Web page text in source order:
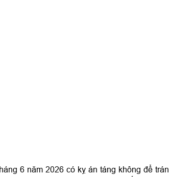
6 năm 2026 có kỵ án táng không để